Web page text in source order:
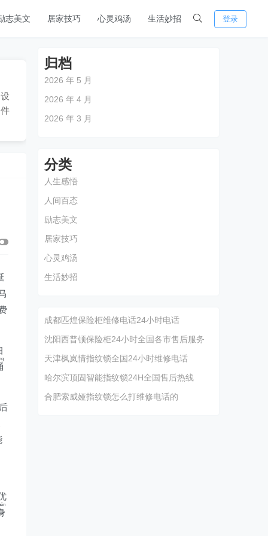
志美文 居家技巧 心灵鸡汤 生活妙招 登录
归档
2026 年 5 月
2026 年 4 月
2026 年 3 月
分类
人生感悟
人间百态
励志美文
居家技巧
心灵鸡汤
生活妙招
成都匹煌保险柜维修电话24小时电话
沈阳西普顿保险柜24小时全国各市售后服务
天津枫岚情指纹锁全国24小时维修电话
哈尔滨顶固智能指纹锁24H全国售后热线
合肥索威娅指纹锁怎么打维修电话的